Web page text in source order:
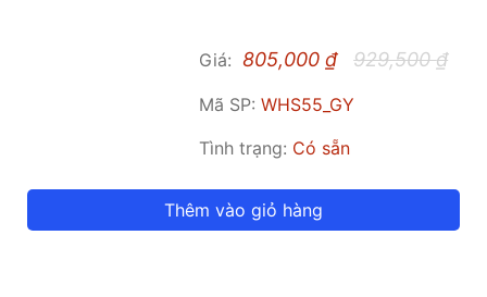
Giá: 805,000₫ 929,500₫
Mã SP:WHS55_GY
Tình trạng: Có sẵn
Thêm vào giỏ hàng